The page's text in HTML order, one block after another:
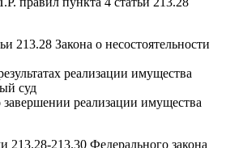
213.28 Закона о несостоятельности
реализации имущества
суд
реализации имущества
213.28-213.30 Федерального закона